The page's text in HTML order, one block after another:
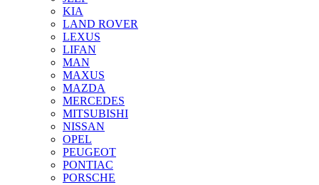
KIA
LAND ROVER
LEXUS
LIFAN
MAN
MAXUS
MAZDA
MERCEDES
MITSUBISHI
NISSAN
OPEL
PEUGEOT
PONTIAC
PORSCHE